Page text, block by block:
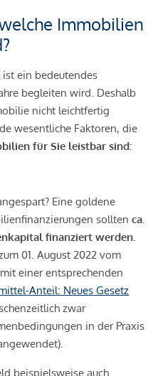
Immobilien
ist ein bedeutendes
begleiten wird. Deshalb
nicht leichtfertig
wesentliche Faktoren, die
für Sie leistbar sind:
Eine goldene
sollten ca.
finanziert werden.
01. August 2022 vom
einer entsprechenden
Anteil: Neues Gesetz
zwar
in der Praxis
beispielsweise auch